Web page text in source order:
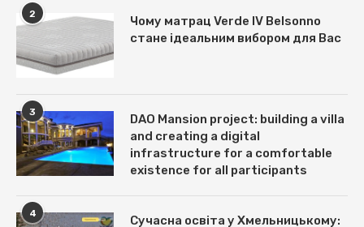
2
Чому матрац Verde IV Belsonno
стане ідеальним вибором для Вас
3
DAO Mansion project: building a villa
and creating a digital
infrastructure for a comfortable
existence for all participants
4
Сучасна освіта у Хмельницькому: